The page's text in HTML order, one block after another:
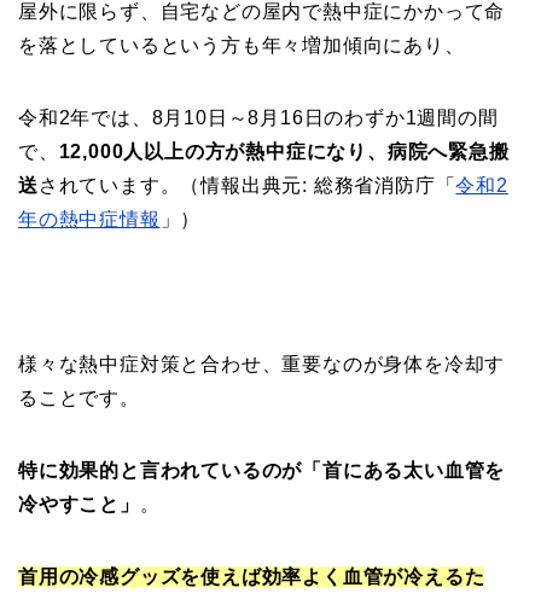
屋外に限らず、自宅などの屋内で熱中症にかかって命
を落としているという方も年々増加傾向にあり、
令和2年では、8月10日～8月16日のわずか1週間の間
で、 12,000人以上の方が熱中症になり、病院へ緊急搬
送 されています。（情報出典元: 総務省消防庁「令和2
年の熱中症情報 」）
様々な熱中症対策と合わせ、重要なのが身体を冷却す
ることです。
特に効果的と言われているのが「首にある太い血管を
冷やすこと」
。
首用の冷感グッズを使えば効率よく血管が冷えるた